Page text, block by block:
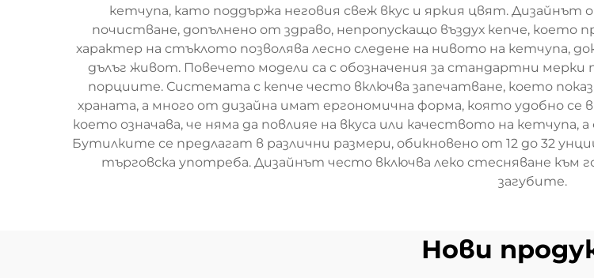
кетчупа, като поддържа неговия свеж вкус и яркия цвят. Дизайнът
почистване, допълнено от здраво, непропускащо въздух кепче, което
характер на стъклото позволява лесно следене на нивото на кетчупа,
дълъг живот. Повечето модели са с обозначения за стандартни мерки
порциите. Системата с кепче често включва запечатване, което
храната, а много от дизайна имат ергономична форма, която удобно
което означава, че няма да повлияе на вкуса или качеството на
Бутилките се предлагат в различни размери, обикновено от 12 до 32
търговска употреба. Дизайнът често включва леко стесняване към
загубите.
Нови